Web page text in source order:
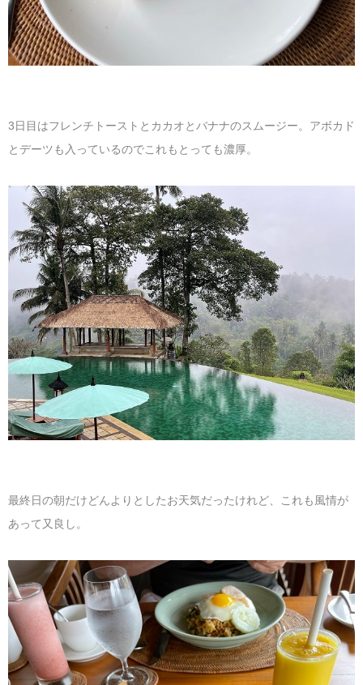
3日目はフレンチトーストとカカオとバナナのスムージー。アボカド
とデーツも入っているのでこれもとっても濃厚。
最終日の朝だけどんよりとしたお天気だったけれど、これも風情が
あって又良し。